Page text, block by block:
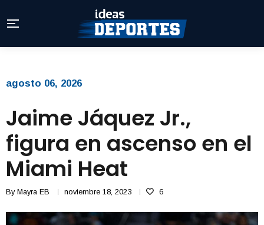
agosto 06, 2026
Jaime Jáquez Jr.,
figura en ascenso en el
Miami Heat
By Mayra EB noviembre 18, 2023 6